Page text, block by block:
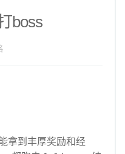
boss
拿到丰厚奖励和经